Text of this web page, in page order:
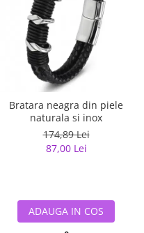
Bratara neagra din piele
naturala si inox
174,89 Lei
87,00 Lei
ADAUGA IN COS